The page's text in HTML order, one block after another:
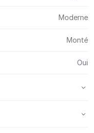
Moderne
Monté
Oui